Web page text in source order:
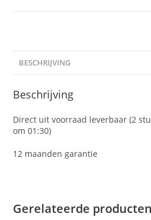
BESCHRIJVING
Beschrijving
Direct uit voorraad leverbaar (2
om 01:30)
12 maanden garantie
Gerelateerde producten